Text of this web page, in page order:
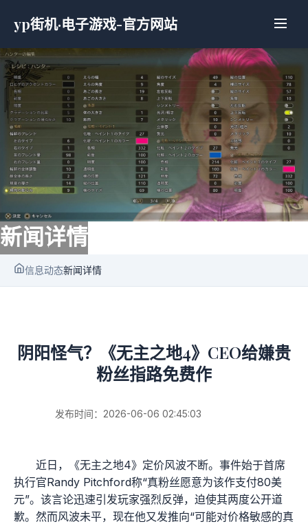
yp街机·电子游戏-官方网站
新闻详情
信息动态新闻详情
阴阳怪气？《无主之地4》CEO给嫌贵
粉丝指路免费作
发布时间：2026-06-06 02:45:03
近日，《无主之地4》定价风波不断。事件始于首席
执行官Randy Pitchford称“真粉丝愿意为该作支付80美
元”。该言论迅速引发玩家强烈反弹，迫使其两度公开道
歉。然而风波未平，现在他又发推向“可能对价格敏感的真